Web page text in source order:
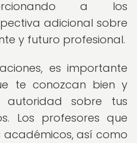
a los
adicional sobre
y futuro profesional.
es importante
te conozcan bien y
sobre tus
Los profesores que
académicos, así como